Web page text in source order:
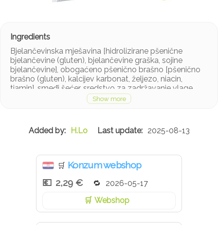
Bjelančevinska mješavina [hidrolizirane pšenične
bjelančevine (gluten), bjelančevine graška, sojine
bjelančevine], obogaćeno pšenično brašno [pšenično
brašno (gluten), kalcijev karbonat, željezo, niacin,
tiamin], smeđi šećer, sredstvo za zadržavanje vlage
(biljni glicerin), zobeni sirup (gluten), komadići tamne
čokolade (9 %) [kakaova masa, šećer, emulgator (sojin
rahljenje (natrijev bikarbonat), aroma.
H.Lo 2025-08-13
🛒 Konzum webshop
2,29 €
2026-05-17
Webshop